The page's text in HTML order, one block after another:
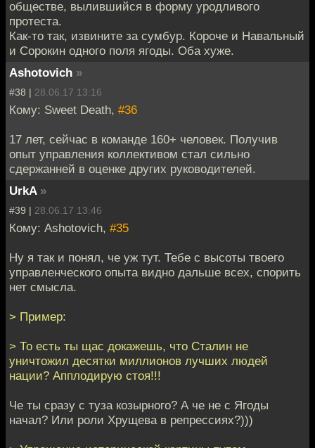
обществе, вылившийся в форму уродливого
протеста.
Как-то так, извините за сумбур. Короче и Навальный
и Сорокин одного поля ягоды. Оба хуже.
Ashotovich »
#38 | 28.06.17 13:16
Кому: Sweet Death, #36
17 лет, сейчас в команде 160+ человек. Получив
опыт управления коллективом стал сильно
сдержанней в оценке других руководителей.
UrkA »
#39 | 28.06.17 13:46
Кому: Ashotovich, #35
Ну я так и понял, че уж тут. Тебе с высоты твоего
управленческого опыта видно дальше всех, спорить
нет смысла.
> Пример:
> То есть ты щас докажешь, что Сталин не
уничтожил десятки миллионов лучших людей
нации? Апплодирую стоя!!!
Че ты сразу с туза козырного? А че не с Ягоды
начал? Или роли Хрущева в репрессиях?)))